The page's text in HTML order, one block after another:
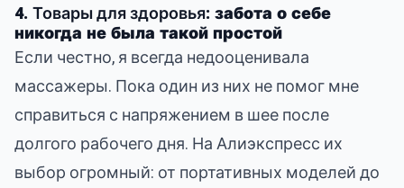
4.Товары для здоровья: забота о себе
никогда не была такой простой
Если честно, я всегда недооценивала
массажеры. Пока один из них не помог мне
справиться с напряжением в шее после
долгого рабочего дня. На Алиэкспресс их
выбор огромный: от портативных моделей до